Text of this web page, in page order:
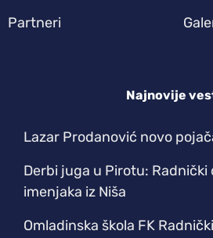
Partneri
Najnovije
Lazar Prodanović novo
Derbi juga u Pirotu: Radnički
imenjaka iz Niša
Omladinska škola FK